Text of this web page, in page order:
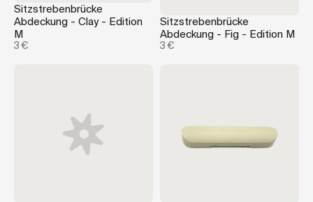
Sitzstrebenbrücke
Abdeckung - Clay - Edition
M
3 €
Sitzstrebenbrücke
Abdeckung - Fig - Edition M
3 €